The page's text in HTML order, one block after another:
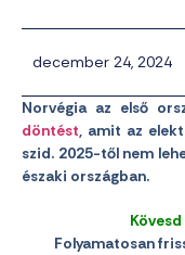
december 24, 2024
Norvégia az első
döntést, amit az
szid. 2025-től nem
északi országban.
Folyamatosan